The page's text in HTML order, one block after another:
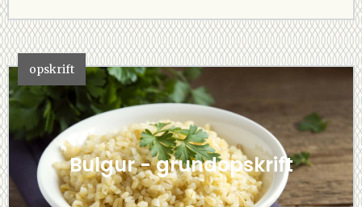
opskrift
Bulgur - grundopskrift